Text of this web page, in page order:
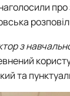
з
та